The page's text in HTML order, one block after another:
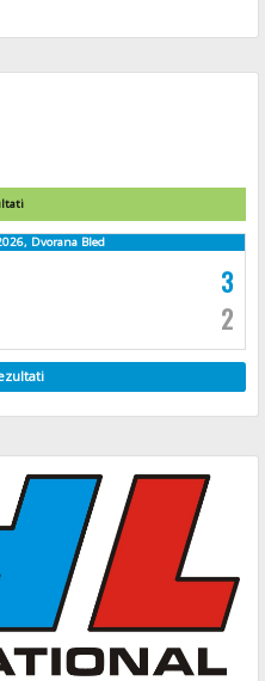
Dvorana Bled
3
2